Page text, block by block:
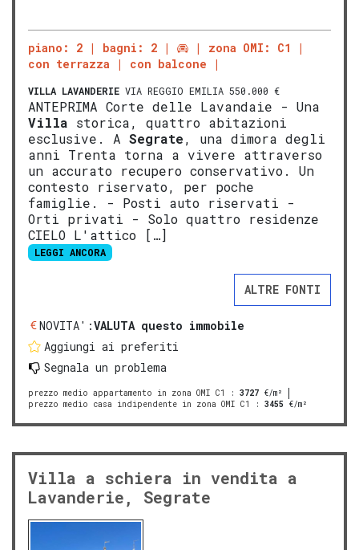
piano: 2 bagni: 2
zona OMI: C1
con terrazza
con balcone
VILLA LAVANDERIE VIA REGGIO EMILIA 550.000 €
ANTEPRIMA Corte delle Lavandaie - Una
Villa storica, quattro abitazioni
esclusive. A Segrate, una dimora degli
anni Trenta torna a vivere attraverso
un accurato recupero conservativo. Un
contesto riservato, per poche
famiglie. - Posti auto riservati -
Orti privati - Solo quattro residenze
CIELO L'attico […]
LEGGI ANCORA
ALTRE FONTI
NOVITA':VALUTA questo immobile
Aggiungi ai preferiti
Segnala un problema
prezzo medio appartamento in zona OMI C1 : 3727 €/m²
prezzo medio casa indipendente in zona OMI C1
: 3455 €/m²
Villa a schiera in vendita a
Lavanderie, Segrate